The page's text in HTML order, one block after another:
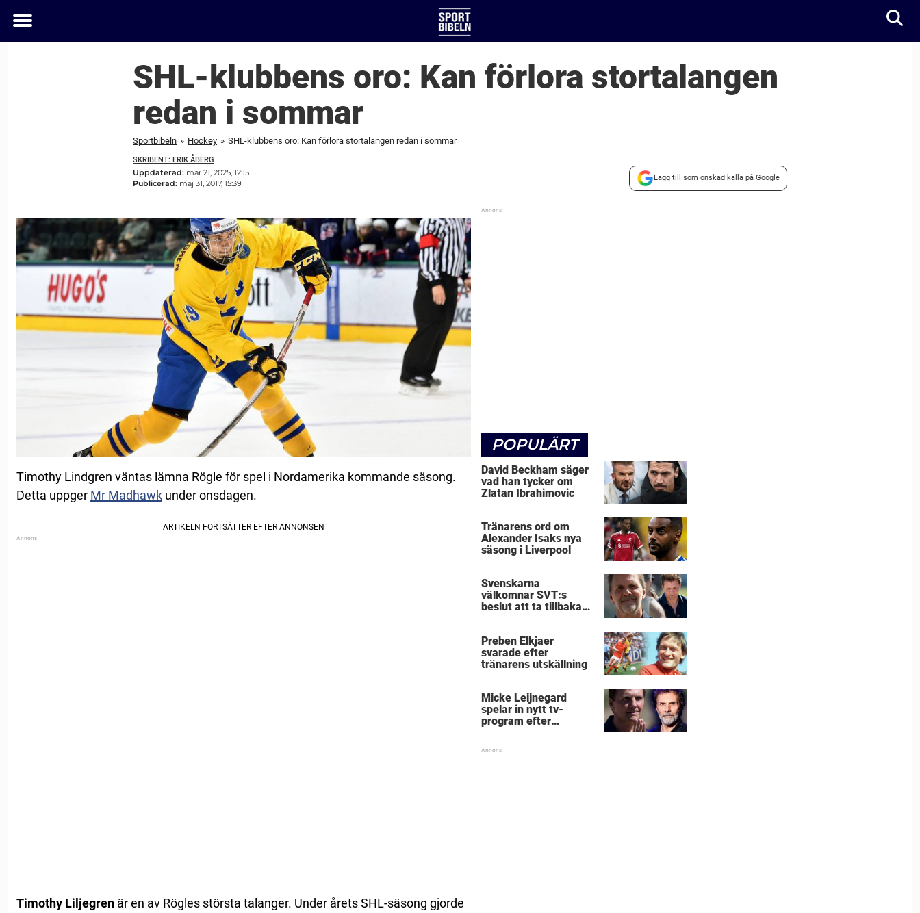
Toggle
SHL-klubbens oro: Kan förlora stortalangen
redan i sommar
Sportbibeln » Hockey » SHL-klubbens oro: Kan förlora stortalangen redan i sommar
SKRIBENT: ERIK ÅBERG
Uppdaterad: mar 21, 2025, 12:15
Publicerad: maj 31, 2017, 15:39
Lägg till som önskad källa på Google
Timothy Lindgren väntas lämna Rögle för spel i Nordamerika kommande säsong.
Detta uppger Mr Madhawk under onsdagen.
Timothy Liljegren är en av Rögles största talanger. Under årets SHL-säsong gjorde
POPULÄRT
David Beckham säger
vad han tycker om
Zlatan Ibrahimovic
Tränarens ord om
Alexander Isaks nya
säsong i Liverpool
Svenskarna
välkomnar SVT:s
beslut att ta tillbaka
Preben Elkjaer
svarade efter
tränarens utskällning
Micke Leijnegard
spelar in nytt tv-
program efter